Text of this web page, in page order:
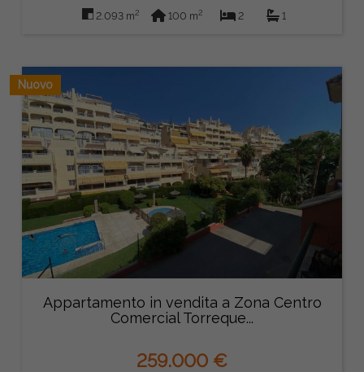
2.093 m2 100 m2 2 1
Nuovo
Appartamento in vendita a Zona Centro
Comercial Torreque...
259.000 €